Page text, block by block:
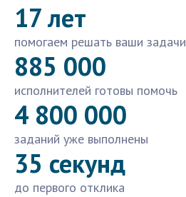
17 лет
помогаем решать ваши задачи
885 000
исполнителей готовы помочь
4 800 000
заданий уже выполнены
35 секунд
до первого отклика